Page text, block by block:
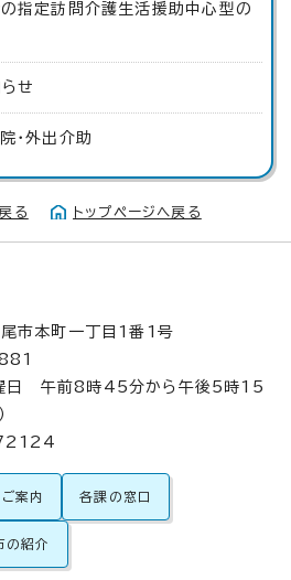
指定訪問介護生活援助中心型の
せ
・外出介助
る トップページへ戻る
市本町一丁目1番1号
曜日 午前8時45分から午後5時15
案内 各課の窓口
の紹介